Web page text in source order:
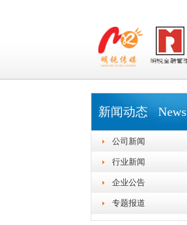
新闻动态 News
公司新闻
行业新闻
企业公告
专题报道